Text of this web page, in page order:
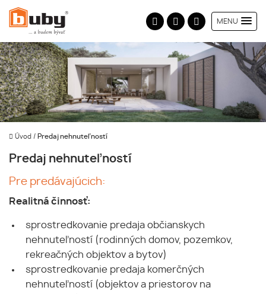
MENU
Úvod / Predaj nehnuteľností
Predaj nehnuteľností
Pre predávajúcich:
Realitná činnosť:
sprostredkovanie predaja občianskych
nehnuteľností (rodinných domov, pozemkov,
rekreačných objektov a bytov)
sprostredkovanie predaja komerčných
nehnuteľností (objektov a priestorov na